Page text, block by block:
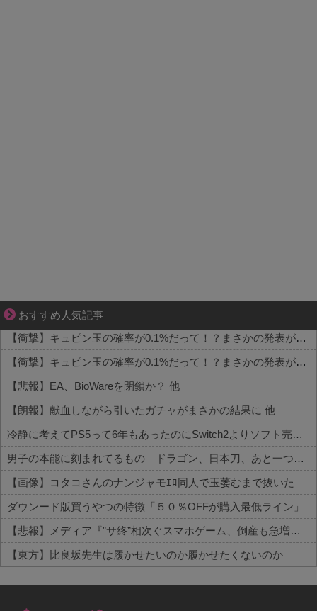
おすすめ人気記事
妻との生活が、夫をうつへ追い込んだ現実
【衝撃】キュピン玉の確率が0.1%だって！？まさかの発表がコチラ 他
【衝撃】キュピン玉の確率が0.1%だって！？まさかの発表がコチラ 他
【悲報】EA、BioWareを閉鎖か？ 他
【朗報】献血しながら引いたガチャがまさかの結果に 他
冷静に考えてPS5って6年もあったのにSwitch2よりソフト売れないのヤバいよな 他
男子の本能に刻まれてるもの ドラゴン、日本刀、あと一つは？
【画像】コタコさんのナンジャモｴﾛ同人で玉萎むまで抜いた
ダウンード版買うやつの特徴「５０％OFFが購入最低ライン」
【悲報】メディア『”サ終”相次ぐスマホゲーム、倒産も急増。過去最多ペースで推移』
【東方】比良坂先生は履かせたいのか履かせたくないのか
Powered by livedoor 相互RSS